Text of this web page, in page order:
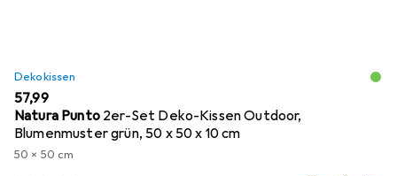
Dekokissen
EUR
57,99
Natura Punto 2er-Set Deko-Kissen Outdoor,
Blumenmuster grün, 50 x 50 x 10 cm
50 x 50 cm